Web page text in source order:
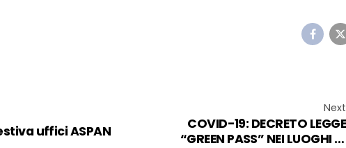
uffici ASPAN
Next
COVID-19: DECRETO LEGGE
“GREEN PASS” NEI LUOGHI DI